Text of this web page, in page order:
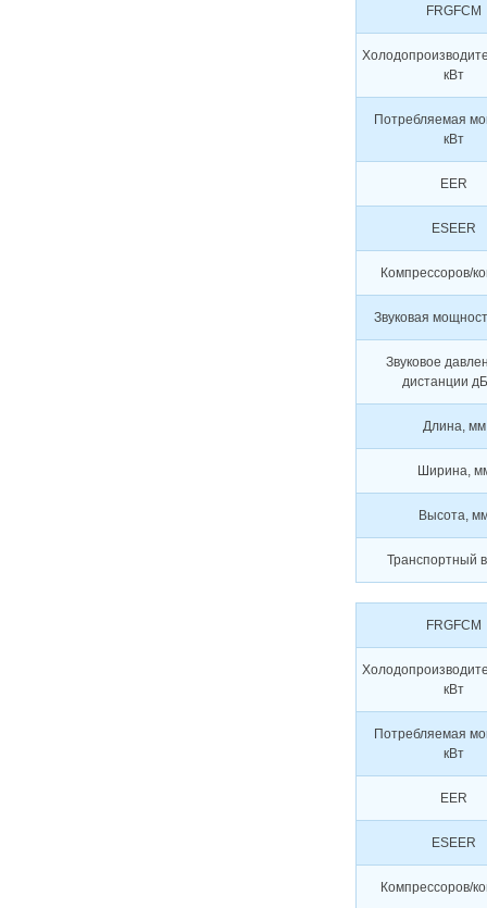
FRGFCM
кВт
Потребляемая
кВт
EER
ESEER
Компрессоров/
Звуковая
Звуковое
дистанции
Длина, мм
Ширина,
Высота,
Транспортный
FRGFCM
кВт
Потребляемая
кВт
EER
ESEER
Компрессоров/